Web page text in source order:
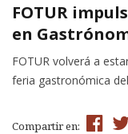
FOTUR
en
FOTUR volverá a
feria gastronómica
Compartir en: